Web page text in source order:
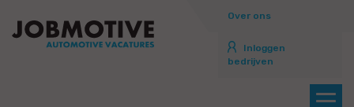
Over ons
Inloggen
bedrijven